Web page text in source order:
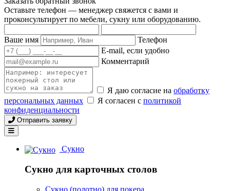
Оставьте телефон — менеджер свяжется с вами и
проконсультирует по мебели, сукну или оборудованию.
Ваше имя
Телефон
E-mail, если удобно
Комментарий
Я даю согласие на обработку
персональных данных
Я согласен с политикой
конфиденциальности
Отправить заявку
Сукно
Сукно для карточных столов
Сукно (полотно) для покера